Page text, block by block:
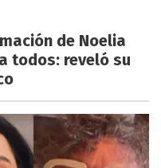
de Noelia
todos: reveló su